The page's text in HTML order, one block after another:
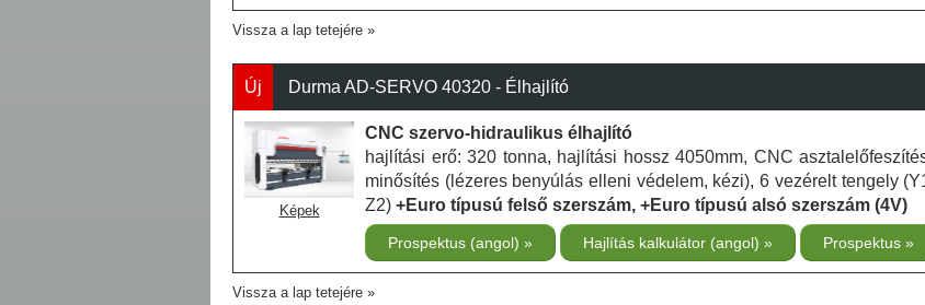
Vissza a lap tetejére
Új Durma AD-SERVO 40320 - Élhajlító
Képek
CNC szervo-hidraulikus élhajlító
hajlítási erő: 320 tonna, hajlítási hossz 4050mm, CNC
minősítés (lézeres benyúlás elleni védelem, kézi), 6 vezérelt tengely
Z2) +Euro típusú felső szerszám, +Euro típusú alsó szerszám (4V)
Prospektus (angol) Hajlítás kalkulátor (angol) Prospektus
Vissza a lap tetejére